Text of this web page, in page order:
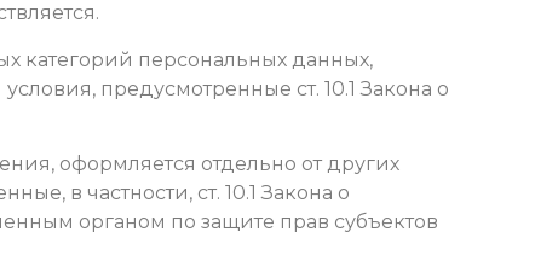
категорий персональных данных,
предусмотренные ст. 10.1 Закона о
оформляется отдельно от других
в частности, ст. 10.1 Закона о
органом по защите прав субъектов